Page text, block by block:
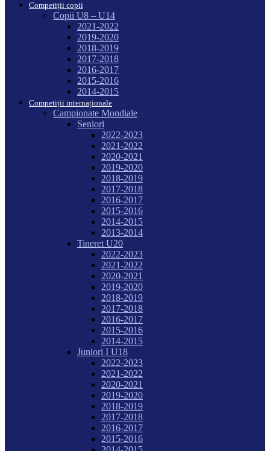
Competiții copii
Copii U8 – U14
2021-2022
2019-2020
2018-2019
2017-2018
2016-2017
2015-2016
2014-2015
Competiții internaționale
Campionate Mondiale
Seniori
2022-2023
2021-2022
2020-2021
2019-2020
2018-2019
2017-2018
2016-2017
2015-2016
2014-2015
2013-2014
Tineret U20
2022-2023
2021-2022
2020-2021
2019-2020
2018-2019
2017-2018
2016-2017
2015-2016
2014-2015
Juniori I U18
2022-2023
2021-2022
2020-2021
2019-2020
2018-2019
2017-2018
2016-2017
2015-2016